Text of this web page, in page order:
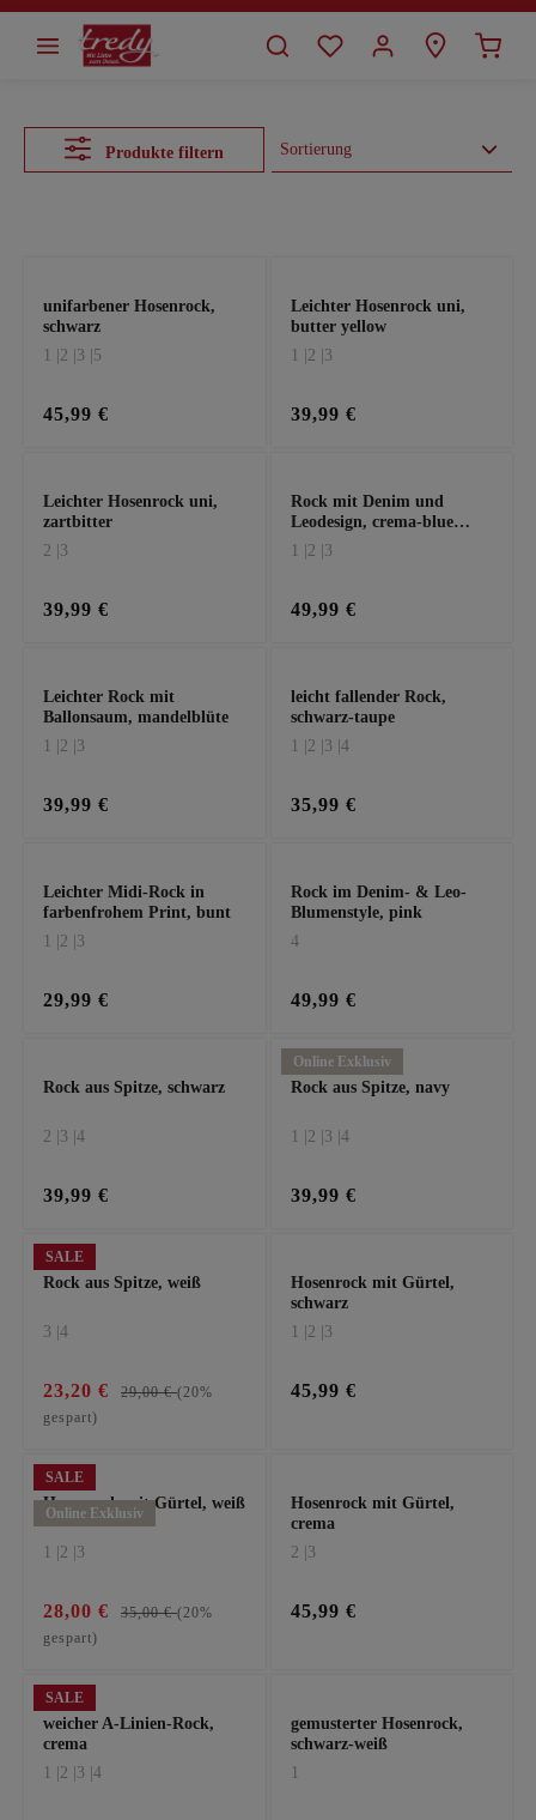
springen
Produkte filtern
unifarbener Hosenrock,
schwarz
1 | 2 | 3 | 5
45,99 €
Leichter Hosenrock uni,
butter yellow
1 | 2 | 3
39,99 €
Leichter Hosenrock uni,
zartbitter
2 | 3
39,99 €
Rock mit Denim und
Leodesign, crema-blue
denim
1 | 2 | 3
49,99 €
Leichter Rock mit
Ballonsaum, mandelblüte
1 | 2 | 3
39,99 €
leicht fallender Rock,
schwarz-taupe
1 | 2 | 3 | 4
35,99 €
Leichter Midi-Rock in
farbenfrohem Print, bunt
1 | 2 | 3
29,99 €
Rock im Denim- & Leo-
Blumenstyle, pink
4
49,99 €
Rock aus Spitze, schwarz
2 | 3 | 4
39,99 €
Online Exklusiv
Rock aus Spitze, navy
1 | 2 | 3 | 4
39,99 €
SALE
Rock aus Spitze, weiß
3 | 4
23,20 € 29,00 €(20%
gespart)
Hosenrock mit Gürtel,
schwarz
1 | 2 | 3
45,99 €
SALE
Online Exklusiv
Hosenrock mit Gürtel, weiß
1 | 2 | 3
28,00 € 35,00 €(20%
gespart)
Hosenrock mit Gürtel,
crema
2 | 3
45,99 €
SALE
weicher A-Linien-Rock,
crema
1 | 2 | 3 | 4
gemusterter Hosenrock,
schwarz-weiß
1